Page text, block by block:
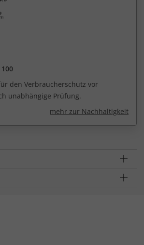
den Verbraucherschutz vor
unabhängige Prüfung.
mehr zur Nachhaltigkeit